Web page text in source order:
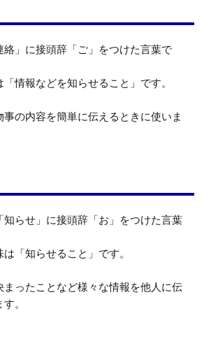
絡」に接頭辞「ご」をつけた言葉で
「情報などを知らせること」です。
事の内容を簡単に伝えるときに使いま
知らせ」に接頭辞「お」をつけた言葉
は「知らせること」です。
まったことなど様々な情報を他人に伝
。